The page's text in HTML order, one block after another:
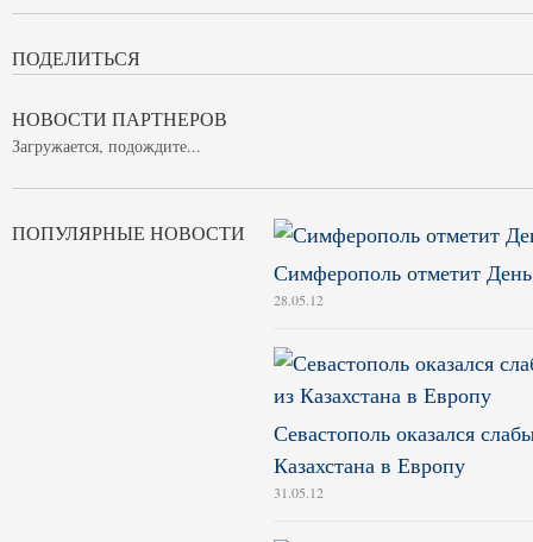
ПОДЕЛИТЬСЯ
НОВОСТИ ПАРТНЕРОВ
Загружается, подождите...
ПОПУЛЯРНЫЕ НОВОСТИ
Симферополь отметит
28.05.12
Севастополь оказался
Казахстана в Европу
31.05.12